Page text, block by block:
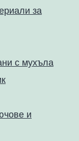
за
с мухъла
и